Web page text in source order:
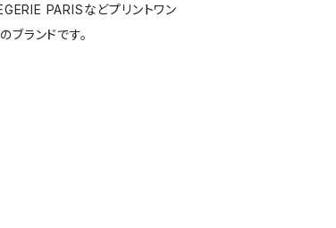
PARISなどプリントワン
ランドです。